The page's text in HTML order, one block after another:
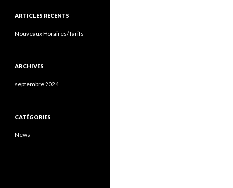
ARTICLES RÉCENTS
Nouveaux Horaires/Tarifs
ARCHIVES
septembre 2024
CATÉGORIES
News